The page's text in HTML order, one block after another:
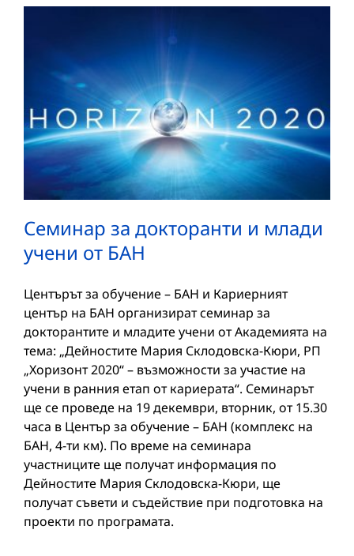
Семинар за докторанти и млади
учени от БАН
Центърът за обучение – БАН и Кариерният
център на БАН организират семинар за
докторантите и младите учени от Академията на
тема: „Дейностите Мария Склодовска-Кюри, РП
„Хоризонт 2020“ – възможности за участие на
учени в ранния етап от кариерата“. Семинарът
ще се проведе на 19 декември, вторник, от 15.30
часа в Център за обучение – БАН (комплекс на
БАН, 4-ти км). По време на семинара
участниците ще получат информация по
Дейностите Мария Склодовска-Кюри, ще
получат съвети и съдействие при подготовка на
проекти по програмата.